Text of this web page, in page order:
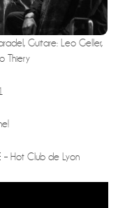
Guitare: Leo Geller,
Thiery
– Hot Club de Lyon